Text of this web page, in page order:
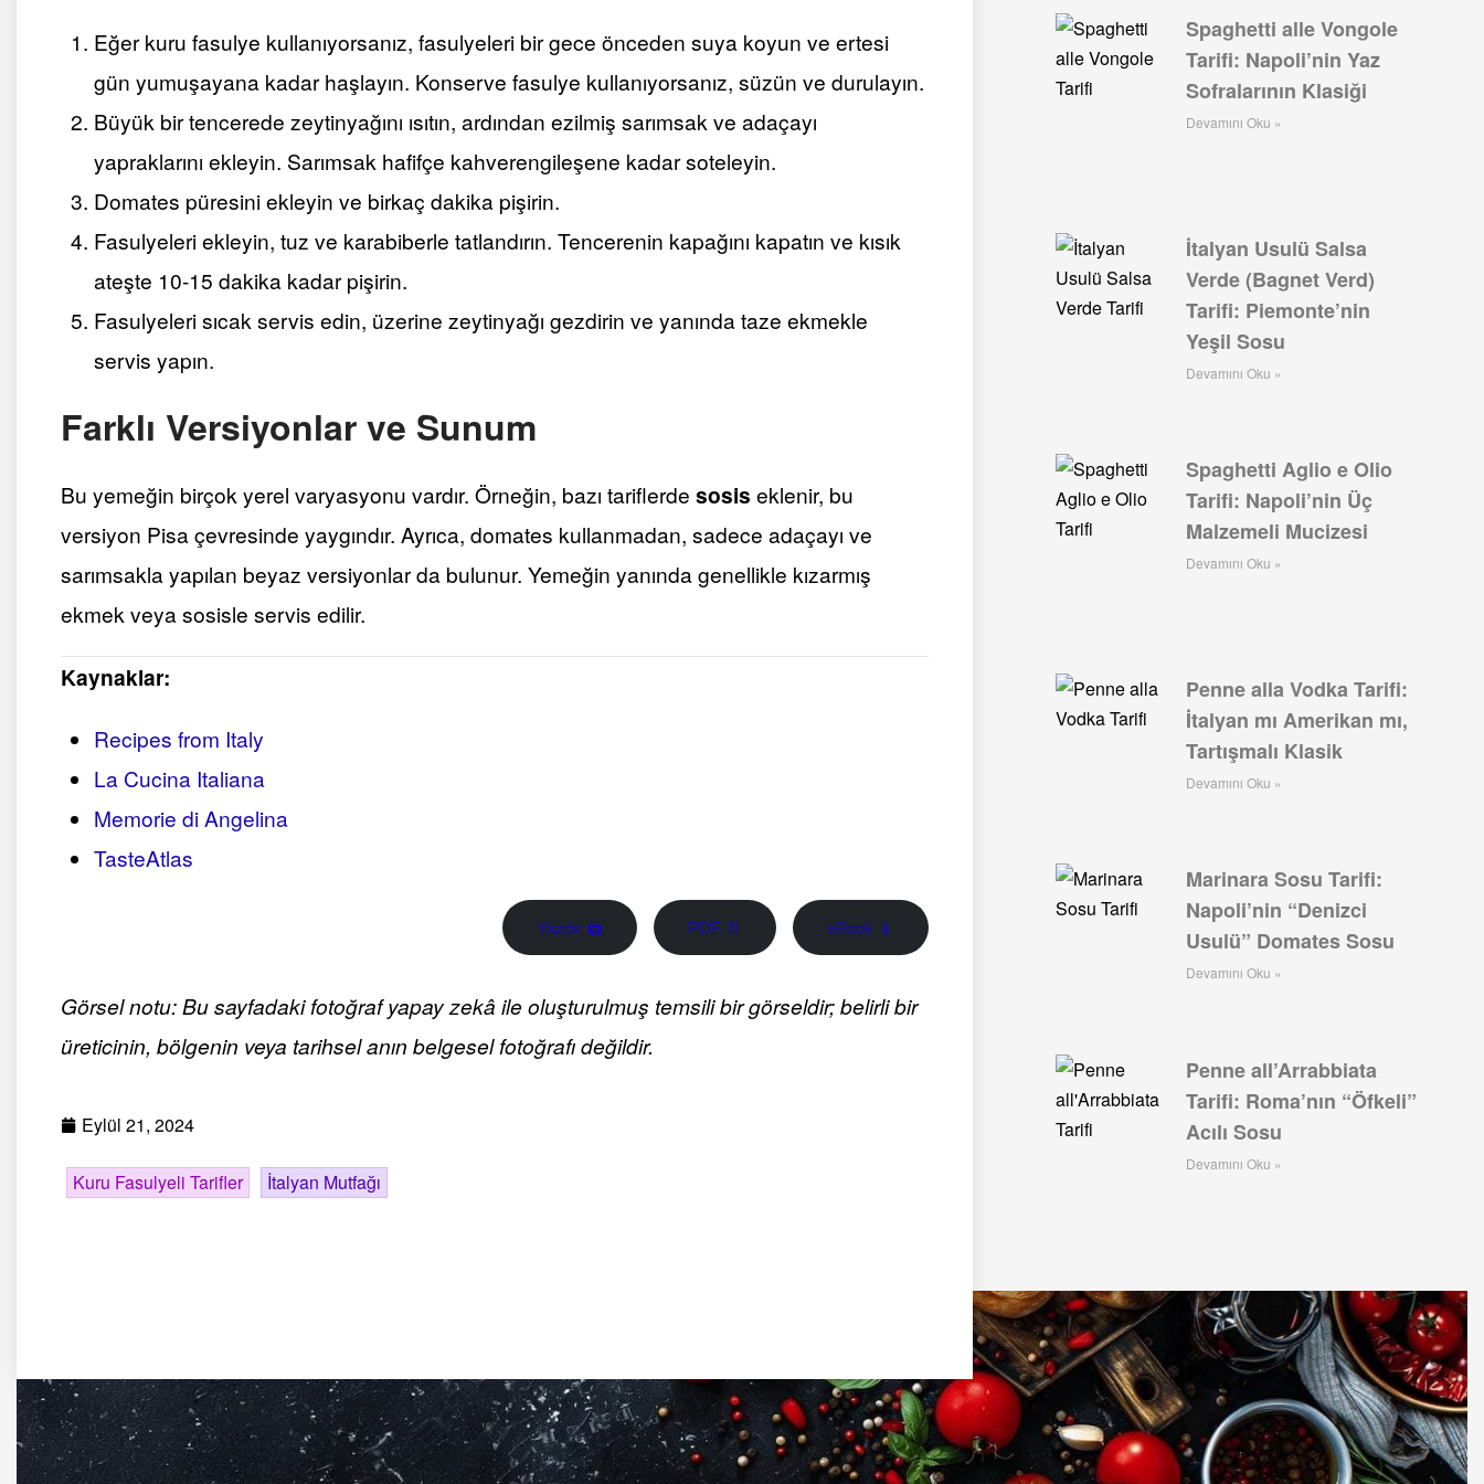
Eğer kuru fasulye kullanıyorsanız, fasulyeleri bir gece önceden suya koyun ve ertesi
gün yumuşayana kadar haşlayın. Konserve fasulye kullanıyorsanız, süzün ve durulayın.
Büyük bir tencerede zeytinyağını ısıtın, ardından ezilmiş sarımsak ve adaçayı
yapraklarını ekleyin. Sarımsak hafifçe kahverengileşene kadar soteleyin.
Domates püresini ekleyin ve birkaç dakika pişirin.
Fasulyeleri ekleyin, tuz ve karabiberle tatlandırın. Tencerenin kapağını kapatın ve kısık
ateşte 10-15 dakika kadar pişirin.
Fasulyeleri sıcak servis edin, üzerine zeytinyağı gezdirin ve yanında taze ekmekle
servis yapın.
Farklı Versiyonlar ve Sunum
Bu yemeğin birçok yerel varyasyonu vardır. Örneğin, bazı tariflerde sosis eklenir, bu
versiyon Pisa çevresinde yaygındır. Ayrıca, domates kullanmadan, sadece adaçayı ve
sarımsakla yapılan beyaz versiyonlar da bulunur. Yemeğin yanında genellikle kızarmış
ekmek veya sosisle servis edilir​.
Kaynaklar:
Recipes from Italy
La Cucina Italiana
Memorie di Angelina
TasteAtlas
Yazdır 🖨 PDF 📄 eBook 📱
Görsel notu: Bu sayfadaki fotoğraf yapay zekâ ile oluşturulmuş temsili bir görseldir; belirli bir
üreticinin, bölgenin veya tarihsel anın belgesel fotoğrafı değildir.
Eylül 21, 2024
Kuru Fasulyeli Tarifler İtalyan Mutfağı
Spaghetti alle Vongole
Tarifi: Napoli’nin Yaz
Sofralarının Klasiği
Devamını Oku »
İtalyan Usulü Salsa
Verde (Bagnet Verd)
Tarifi: Piemonte’nin
Yeşil Sosu
Devamını Oku »
Spaghetti Aglio e Olio
Tarifi: Napoli’nin Üç
Malzemeli Mucizesi
Devamını Oku »
Penne alla Vodka Tarifi:
İtalyan mı Amerikan mı,
Tartışmalı Klasik
Devamını Oku »
Marinara Sosu Tarifi:
Napoli’nin “Denizci
Usulü” Domates Sosu
Devamını Oku »
Penne all’Arrabbiata
Tarifi: Roma’nın “Öfkeli”
Acılı Sosu
Devamını Oku »